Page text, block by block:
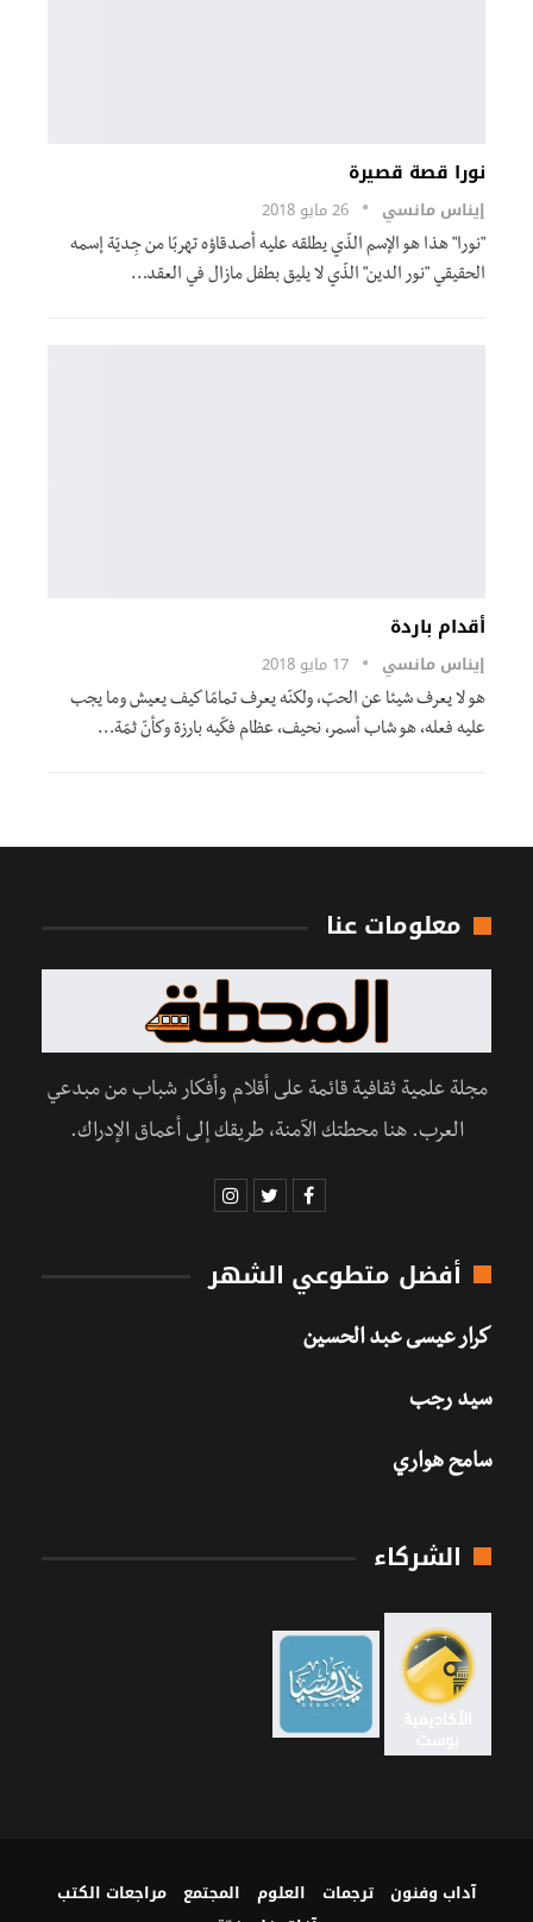
نورا قصة قصيرة
إيناس مانسي 26 مايو 2018
"نورا" هذا هو الإسم الذّي يطلقه عليه أصدقاؤه تهربًا من جِديّة إسمه
الحقيقي "نور الدين" الذّي لا يليق بطفل مازال في العقد…
أقدام باردة
إيناس مانسي 17 مايو 2018
هو لا يعرف شيئا عن الحبّ، ولكنّه يعرف تمامًا كيف يعيش وما يجب
عليه فعله، هو شاب أسمر، نحيف، عظام فكّيه بارزة وكأنّ ثمّة…
معلومات عنا
مجلة علمية ثقافية قائمة على أقلام وأفكار شباب من مبدعي
العرب. هنا محطتك الآمنة، طريقك إلى أعماق الإدراك.
أفضل متطوعي الشهر
كرار عيسى عبد الحسين
سيد رجب
سامح هواري
الشركاء
آداب وفنون ترجمات العلوم المجتمع
مراجعات الكتب